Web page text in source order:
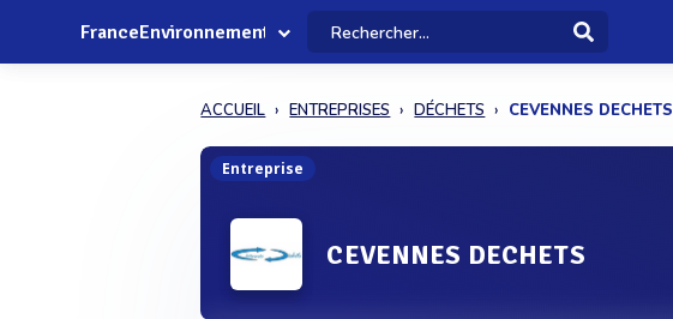
FranceEnvironnement
ACCUEIL ENTREPRISES DÉCHETS CEVENNES DECHETS
Entreprise
CEVENNES DECHETS